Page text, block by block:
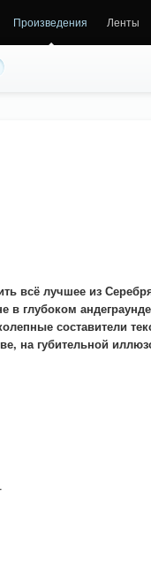
Произведения Ленты
всё лучшее из
в глубоком
составители
на губительной